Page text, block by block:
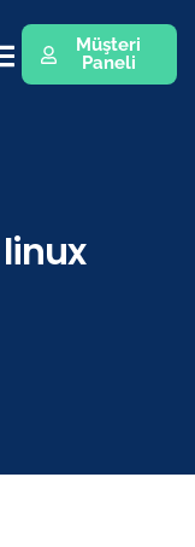
Müşteri
Paneli
linux